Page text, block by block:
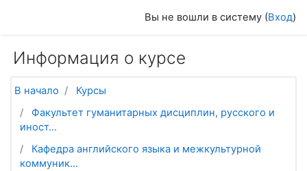
Вы не вошли в систему (Вход)
Информация о курсе
В начало
Курсы
Факультет гуманитарных дисциплин, русского и
иност...
Кафедра английского языка и межкультурной
коммуник...